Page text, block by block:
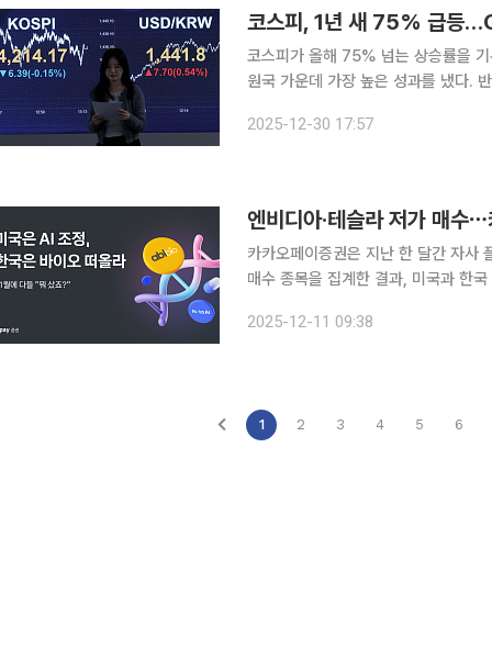
코스피, 1년 새 75% 급등
코스피가 올해 75% 넘는 상승률을
원국 가운데 가장 높은 성과를 냈다.
연말 4214.17로 마감하며 연간
2025-12-30 17:57
엔비디아·테슬라 저가 매수
카카오페이증권은 지난 한 달간 자사
매수 종목을 집계한 결과, 미국과 한
됐다. 11월 미국 주식 평균 수익률
2025-12-11 09:38
1 2 3 4 5 6